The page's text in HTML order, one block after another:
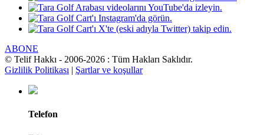
ABONE
© Telif Hakkı - 2006-2026 : Tüm Hakları Saklıdır.
Gizlilik Politikası | Şartlar ve koşullar
Telefon